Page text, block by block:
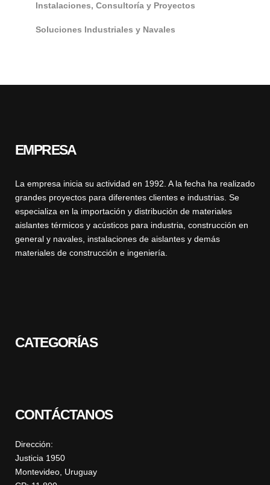
Instalaciones, Consultoría y Proyectos
Soluciones Industriales y Navales
EMPRESA
La empresa inicia su actividad en 1992. A la fecha ha realizado
grandes proyectos para diferentes clientes e industrias. Se
especializa en la importación y distribución de materiales
aislantes térmicos y acústicos para industria, construcción en
general y navales, instalaciones de aislantes y demás
materiales de construcción e ingeniería.
CATEGORÍAS
CONTÁCTANOS
Dirección:
Justicia 1950
Montevideo, Uruguay